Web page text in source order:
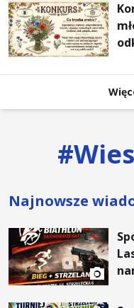
#
Najnowsze